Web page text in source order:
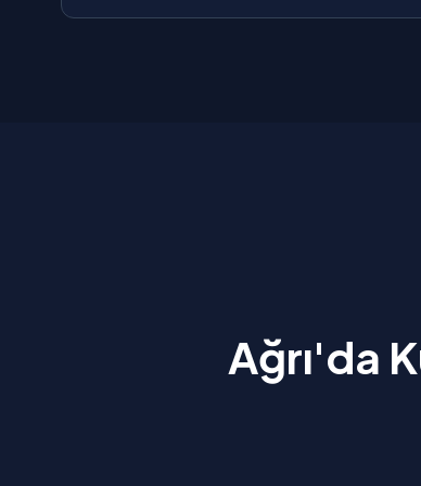
uyumluluk ve hızlı yükleme süresi
Ağrı'da